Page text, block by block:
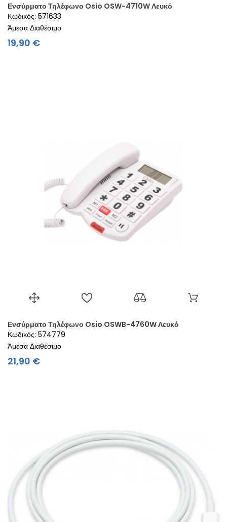
Ενσύρματο Τηλέφωνο Osio OSW-4710W Λευκό
Κωδικός: 571633
Άμεσα Διαθέσιμο
19,90 €Τιμή
Ενσύρματο Τηλέφωνο Osio OSWB-4760W Λευκό
Κωδικός: 574779
Άμεσα Διαθέσιμο
21,90 €Τιμή